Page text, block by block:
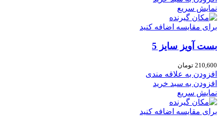
نمایش سریع
برای مقایسه اضافه کنید
بست آویز سایز 5
210,600 تومان
افزودن به علاقه مندی
افزودن به سبد خرید
نمایش سریع
برای مقایسه اضافه کنید